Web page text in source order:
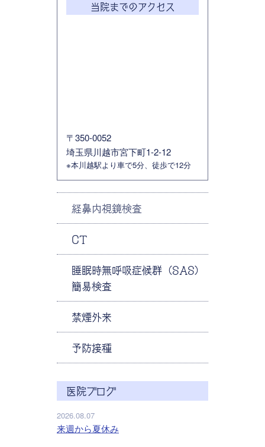
当院までのアクセス
〒350-0052
埼玉県川越市宮下町1-2-12
※本川越駅より車で5分、徒歩で12分
経鼻内視鏡検査
CT
睡眠時無呼吸症候群（SAS）
簡易検査
禁煙外来
予防接種
医院ブログ
2026.08.07
来週から夏休み